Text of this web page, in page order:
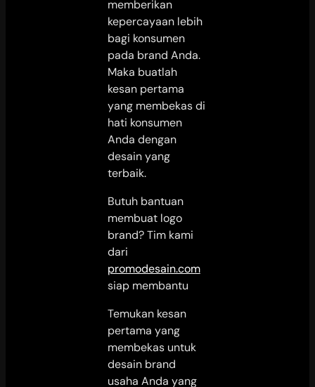
memberikan
kepercayaan lebih
bagi konsumen
pada brand Anda.
Maka buatlah
kesan pertama
yang membekas di
hati konsumen
Anda dengan
desain yang
terbaik.
Butuh bantuan
membuat logo
brand? Tim kami
dari
promodesain.com
siap membantu
Temukan kesan
pertama yang
membekas untuk
desain brand
usaha Anda yang